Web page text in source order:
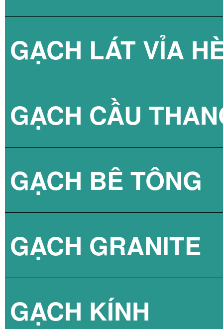
GẠCH LÁT VỈA
GẠCH BLOCK
GẠCH LÁT VỈA
GẠCH CẦU
GẠCH BÊ TÔNG
GẠCH 3D BÊ
GẠCH GRANITE
GẠCH KÍNH